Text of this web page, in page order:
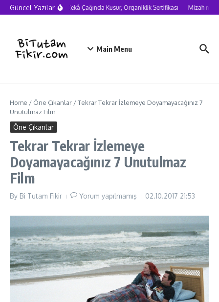
Skip to content
Güncel YazılarYapay Zekâ Çağında Kusur, Organiklik Sertifikası Mizah
Main Menu
Home / Öne Çıkanlar /Tekrar Tekrar İzlemeye Doyamayacağınız 7
Unutulmaz Film
Öne Çıkanlar
Tekrar Tekrar İzlemeye
Doyamayacağınız 7 Unutulmaz
Film
By Bi Tutam Fikir Yorum yapılmamış 02.10.2017 21:53